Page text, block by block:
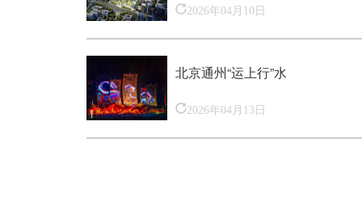
2026年04月10日
北京通州“运上行”水
2026年04月13日